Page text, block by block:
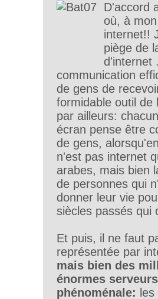
D'accord
où, à
internet!!
piège de
d'internet
communication
de gens de
formidable outil de
par ailleurs:
écran pense être
de gens,
n'est pas internet
arabes, mais bien
de personnes qui
donner leur vie
siècles passés qui
Et puis, il ne faut
représentée par
mais bien des
énormes
phénoménale: